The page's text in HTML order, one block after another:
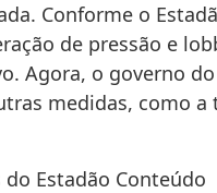
Conforme o
de pressão e
Agora, o governo
medidas, como a
Estadão Conteúdo